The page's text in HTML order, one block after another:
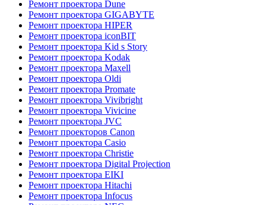
Ремонт проектора Dune
Ремонт проектора GIGABYTE
Ремонт проектора HIPER
Ремонт проектора iconBIT
Ремонт проектора Kid s Story
Ремонт проектора Kodak
Ремонт проектора Maxell
Ремонт проектора Oldi
Ремонт проектора Promate
Ремонт проектора Vivibright
Ремонт проектора Vivicine
Ремонт проектора JVC
Ремонт проекторов Canon
Ремонт проектора Casio
Ремонт проектора Christie
Ремонт проектора Digital Projection
Ремонт проектора EIKI
Ремонт проектора Hitachi
Ремонт проектора Infocus